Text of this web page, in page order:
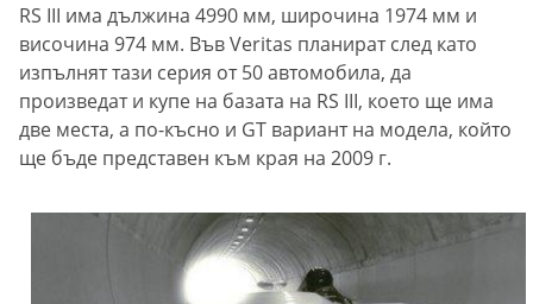
RS III има дължина 4990 мм, широчина 1974 мм и
височина 974 мм. Във Veritas планират след като
изпълнят тази серия от 50 автомобила, да
произведат и купе на базата на RS III, което ще има
две места, а по-късно и GT вариант на модела, който
ще бъде представен към края на 2009 г.